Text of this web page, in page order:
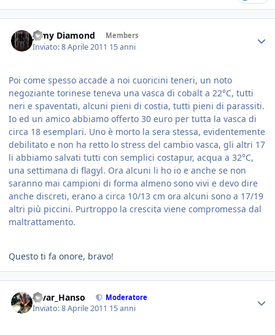
Jamy Diamond Members
Inviato:8 Aprile 2011 15 anni
Poi come spesso accade a noi cuoricini teneri, un noto
negoziante torinese teneva una vasca di cobalt a 22°C, tutti
neri e spaventati, alcuni pieni di costia, tutti pieni di parassiti.
Io ed un amico abbiamo offerto 30 euro per tutta la vasca di
circa 18 esemplari. Uno è morto la sera stessa, evidentemente
debilitato e non ha retto lo stress del cambio vasca, gli altri 17
li abbiamo salvati tutti con semplici costapur, acqua a 32°C,
una settimana di flagyl. Ora alcuni li ho io e anche se non
saranno mai campioni di forma almeno sono vivi e devo dire
anche discreti, erano a circa 10/13 cm ora alcuni sono a 17/19
altri più piccini. Purtroppo la crescita viene compromessa dal
maltrattamento.
Questo ti fa onore, bravo!
Alvar_Hanso Moderatore
Inviato:8 Aprile 2011 15 anni